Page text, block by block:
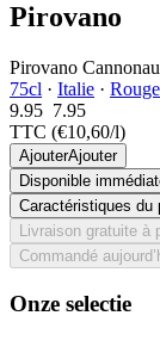
Pirovano
Pirovano
75cl · Italie ·
9.95 7.95
TTC (€10,60/l)
AjouterAjouter
Disponible
Caractéristiques du
Livraison gratuite à
Commandé
Onze selectie